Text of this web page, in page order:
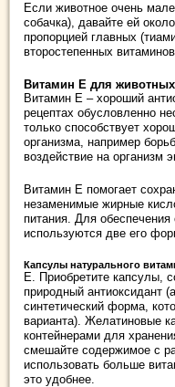
Если животное очень
собачка), давайте ей
пропорцией главных
второстепенных
Витамин Е для животных
Витамин Е – хороший
рецептах обусловленно
только способствует
организма, например
воздействие на организм
Витамин Е помогает
незаменимые жирные
питания. Для
используются две его
Капсулы натурального
Е. Приобретите капсулы,
природный антиоксидант
синтетический форма,
варианта). Желатиновые
контейнерами для
смешайте содержимое с
использовать больше
это удобнее.